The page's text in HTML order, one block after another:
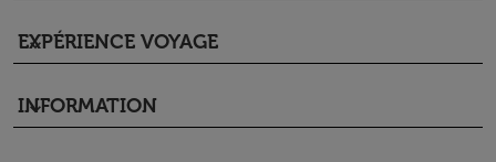
EXPÉRIENCE VOYAGE
keyboard_arrow_down
INFORMATION
keyboard_arrow_down